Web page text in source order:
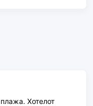
Хотелот